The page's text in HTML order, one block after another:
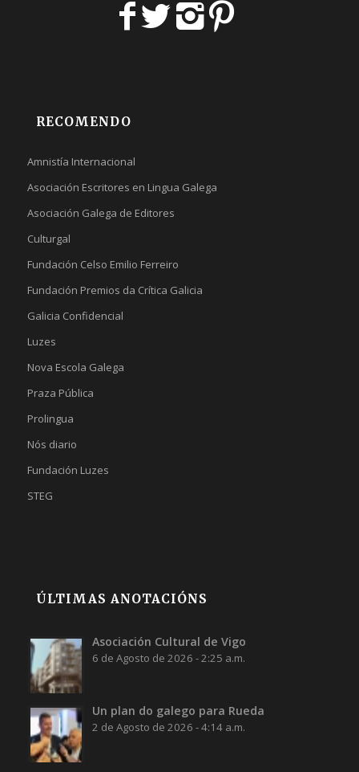
RECOMENDO
Amnistía Internacional
Asociación Escritores en Lingua Galega
Asociación Galega de Editores
Culturgal
Fundación Celso Emilio Ferreiro
Fundación Premios da Crítica Galicia
Galicia Confidencial
Luzes
Nova Escola Galega
Praza Pública
Prolingua
Nós diario
Fundación Luzes
STEG
ÚLTIMAS ANOTACIÓNS
Asociación Cultural de Vigo
6 de Agosto de 2026 - 2:25 a.m.
Un plan do galego para Rueda
2 de Agosto de 2026 - 4:14 a.m.